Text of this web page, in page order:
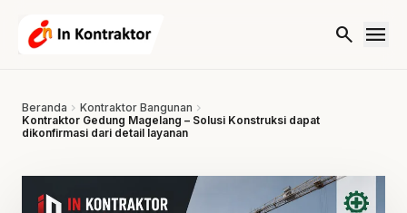
search menu
Beranda chevron_right Kontraktor Bangunan chevron_right
Kontraktor Gedung Magelang – Solusi Konstruksi dapat
dikonfirmasi dari detail layanan